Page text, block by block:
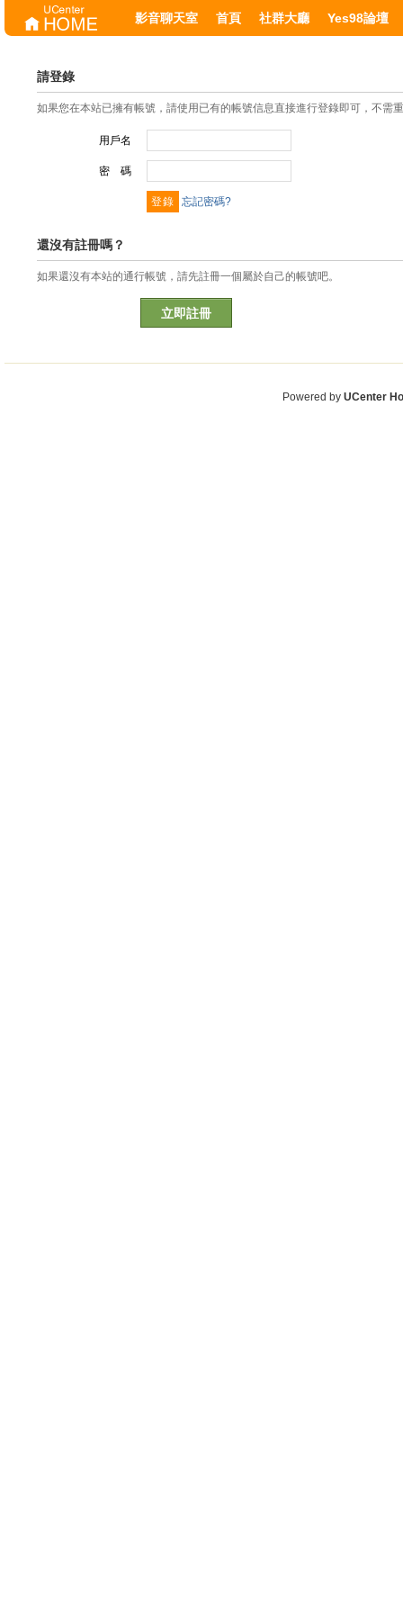
影音聊天室 首頁 社群大廳 Yes98論壇
請登錄
如果您在本站已擁有帳號，請使用已有的帳號信息直接進行登錄即可，不需
用戶名
密 碼
忘記密碼?
還沒有註冊嗎？
如果還沒有本站的通行帳號，請先註冊一個屬於自己的帳號吧。
立即註冊
Powered by UCenter